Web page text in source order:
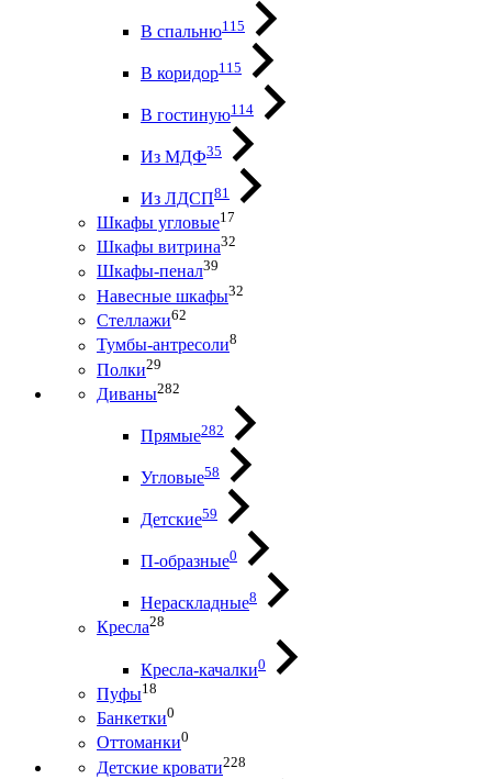
В спальню115
В коридор115
В гостиную114
Из МДФ35
Из ЛДСП81
Шкафы угловые17
Шкафы витрина32
Шкафы-пенал39
Навесные шкафы32
Стеллажи62
Тумбы-антресоли8
Полки29
Диваны282
Прямые282
Угловые58
Детские59
П-образные0
Нераскладные8
Кресла28
Кресла-качалки0
Пуфы18
Банкетки0
Оттоманки0
Детские кровати228